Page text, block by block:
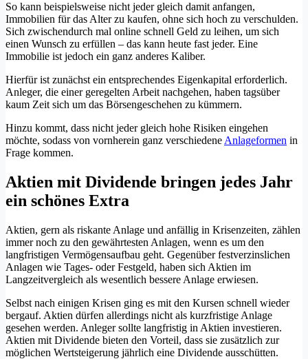
So kann beispielsweise nicht jeder gleich damit anfangen,
Immobilien für das Alter zu kaufen, ohne sich hoch zu verschulden.
Sich zwischendurch mal online schnell Geld zu leihen, um sich
einen Wunsch zu erfüllen – das kann heute fast jeder. Eine
Immobilie ist jedoch ein ganz anderes Kaliber.
Hierfür ist zunächst ein entsprechendes Eigenkapital erforderlich.
Anleger, die einer geregelten Arbeit nachgehen, haben tagsüber
kaum Zeit sich um das Börsengeschehen zu kümmern.
Hinzu kommt, dass nicht jeder gleich hohe Risiken eingehen
möchte, sodass von vornherein ganz verschiedene Anlageformen in
Frage kommen.
Aktien mit Dividende bringen jedes Jahr
ein schönes Extra
Aktien, gern als riskante Anlage und anfällig in Krisenzeiten, zählen
immer noch zu den gewährtesten Anlagen, wenn es um den
langfristigen Vermögensaufbau geht. Gegenüber festverzinslichen
Anlagen wie Tages- oder Festgeld, haben sich Aktien im
Langzeitvergleich als wesentlich bessere Anlage erwiesen.
Selbst nach einigen Krisen ging es mit den Kursen schnell wieder
bergauf. Aktien dürfen allerdings nicht als kurzfristige Anlage
gesehen werden. Anleger sollte langfristig in Aktien investieren.
Aktien mit Dividende bieten den Vorteil, dass sie zusätzlich zur
möglichen Wertsteigerung jährlich eine Dividende ausschütten.